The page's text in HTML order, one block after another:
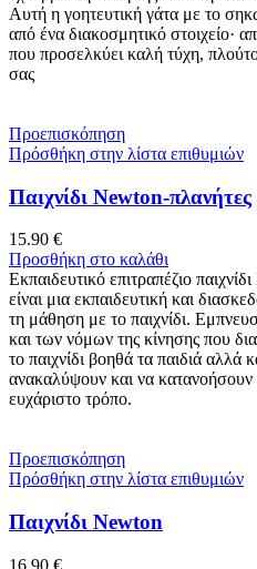
Αυτή η γοητευτική γάτα με το
από ένα διακοσμητικό στοιχείο·
που προσελκύει καλή τύχη,
σας
Προεπισκόπηση
Πρόσθήκη στην λίστα επιθυμιών
Παιχνίδι Newton-πλανήτες
15.90 €
Προσθήκη στο καλάθι
Εκπαιδευτικό επιτραπέζιο
είναι μια εκπαιδευτική και
τη μάθηση με το παιχνίδι.
και των νόμων της κίνησης που
το παιχνίδι βοηθά τα παιδιά αλλά
ανακαλύψουν και να κατανοήσουν
ευχάριστο τρόπο.
Προεπισκόπηση
Πρόσθήκη στην λίστα επιθυμιών
Παιχνίδι Newton
16.90 €